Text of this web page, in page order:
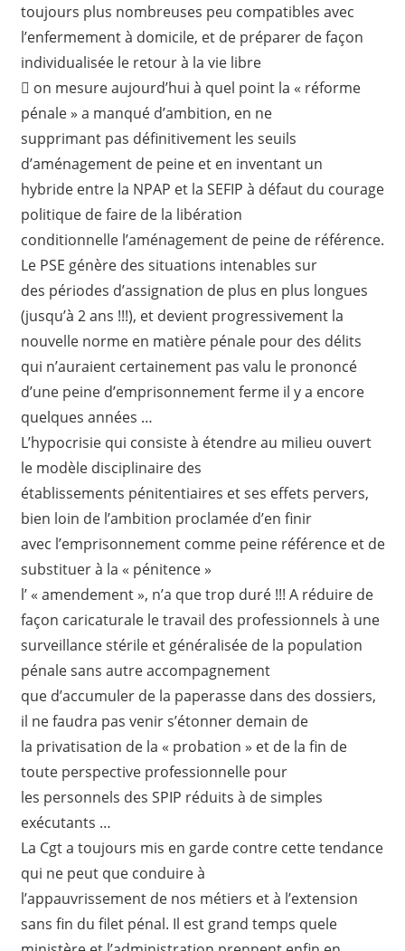
toujours plus nombreuses peu compatibles avec
l’enfermement à domicile, et de préparer de façon
individualisée le retour à la vie libre
 on mesure aujourd’hui à quel point la « réforme
pénale » a manqué d’ambition, en ne
supprimant pas définitivement les seuils
d’aménagement de peine et en inventant un
hybride entre la NPAP et la SEFIP à défaut du courage
politique de faire de la libération
conditionnelle l’aménagement de peine de référence.
Le PSE génère des situations intenables sur
des périodes d’assignation de plus en plus longues
(jusqu’à 2 ans !!!), et devient progressivement la
nouvelle norme en matière pénale pour des délits
qui n’auraient certainement pas valu le prononcé
d’une peine d’emprisonnement ferme il y a encore
quelques années …
L’hypocrisie qui consiste à étendre au milieu ouvert
le modèle disciplinaire des
établissements pénitentiaires et ses effets pervers,
bien loin de l’ambition proclamée d’en finir
avec l’emprisonnement comme peine référence et de
substituer à la « pénitence »
l’ « amendement », n’a que trop duré !!! A réduire de
façon caricaturale le travail des professionnels à une
surveillance stérile et généralisée de la population
pénale sans autre accompagnement
que d’accumuler de la paperasse dans des dossiers,
il ne faudra pas venir s’étonner demain de
la privatisation de la « probation » et de la fin de
toute perspective professionnelle pour
les personnels des SPIP réduits à de simples
exécutants …
La Cgt a toujours mis en garde contre cette tendance
qui ne peut que conduire à
l’appauvrissement de nos métiers et à l’extension
sans fin du filet pénal. Il est grand temps quele